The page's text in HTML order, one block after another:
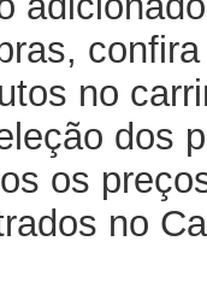
no
dos
os
no